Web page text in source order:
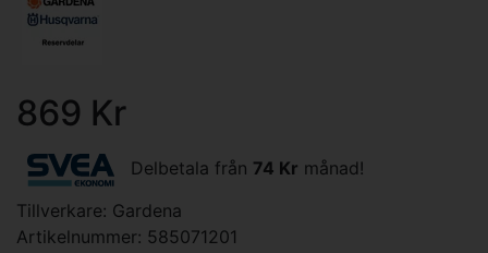
869 Kr
Delbetala från 74 Kr månad!
Tillverkare: Gardena
Artikelnummer: 585071201